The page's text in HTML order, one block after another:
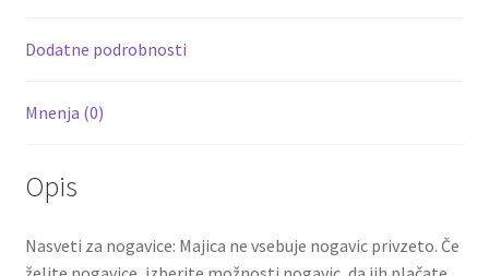
k
Dodatne podrobnosti
Mnenja (0)
Opis
Nasveti za nogavice: Majica ne vsebuje nogavic privzeto. Če